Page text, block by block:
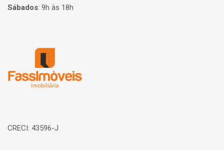
Sábados: 9h às 18h
CRECI: 43596-J